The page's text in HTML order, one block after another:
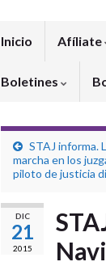
Inicio Afíliate
Boletines
STAJ informa.
marcha en los
piloto de justicia
DIC
21
2015